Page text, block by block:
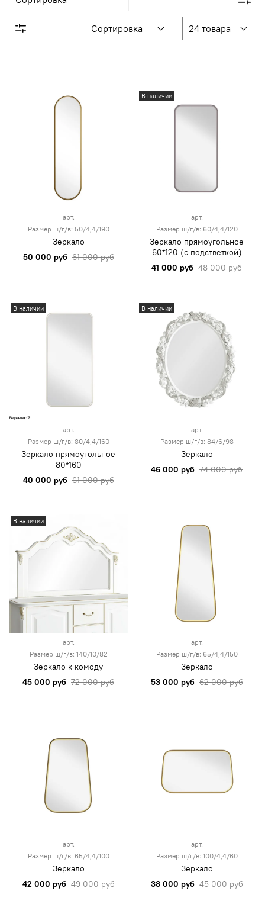
арт.
Размер ш/г/в: 50/4,4/190
Зеркало
50 000 руб 61 000 руб
В наличии
арт.
Размер ш/г/в: 60/4,4/120
Зеркало прямоугольное
60*120 (с подстветкой)
41 000 руб 48 000 руб
В наличии
арт.
Размер ш/г/в: 80/4,4/160
Зеркало прямоугольное
80*160
40 000 руб 61 000 руб
В наличии
арт.
Размер ш/г/в: 84/6/98
Зеркало
46 000 руб 74 000 руб
В наличии
арт.
Размер ш/г/в: 140/10/82
Зеркало к комоду
45 000 руб 72 000 руб
арт.
Размер ш/г/в: 65/4,4/150
Зеркало
53 000 руб 62 000 руб
арт.
Размер ш/г/в: 65/4,4/100
Зеркало
42 000 руб 49 000 руб
арт.
Размер ш/г/в: 100/4,4/60
Зеркало
38 000 руб 45 000 руб